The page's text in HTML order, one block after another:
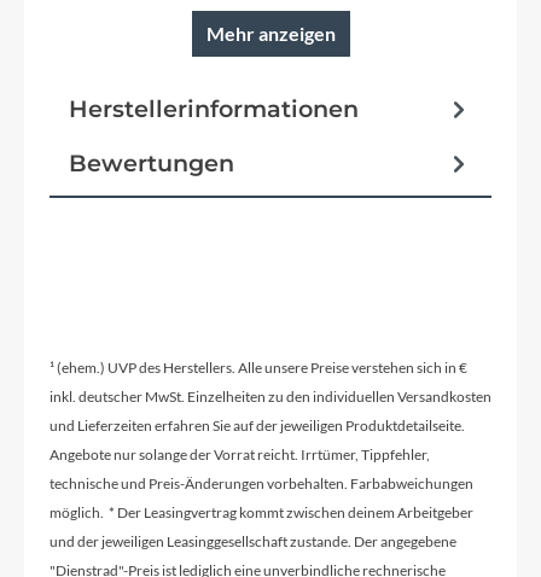
Reifen
Kunststoffsteckblech
Ständer
Mittelbauständer
Glocke
inklusive
Mehr anzeigen
Herstellerinformationen
Bewertungen
¹ (ehem.) UVP des Herstellers. Alle unsere Preise verstehen sich in €
inkl. deutscher MwSt. Einzelheiten zu den individuellen Versandkosten
und Lieferzeiten erfahren Sie auf der jeweiligen Produktdetailseite.
Angebote nur solange der Vorrat reicht. Irrtümer, Tippfehler,
technische und Preis-Änderungen vorbehalten. Farbabweichungen
möglich. * Der Leasingvertrag kommt zwischen deinem Arbeitgeber
und der jeweiligen Leasinggesellschaft zustande. Der angegebene
"Dienstrad"-Preis ist lediglich eine unverbindliche rechnerische